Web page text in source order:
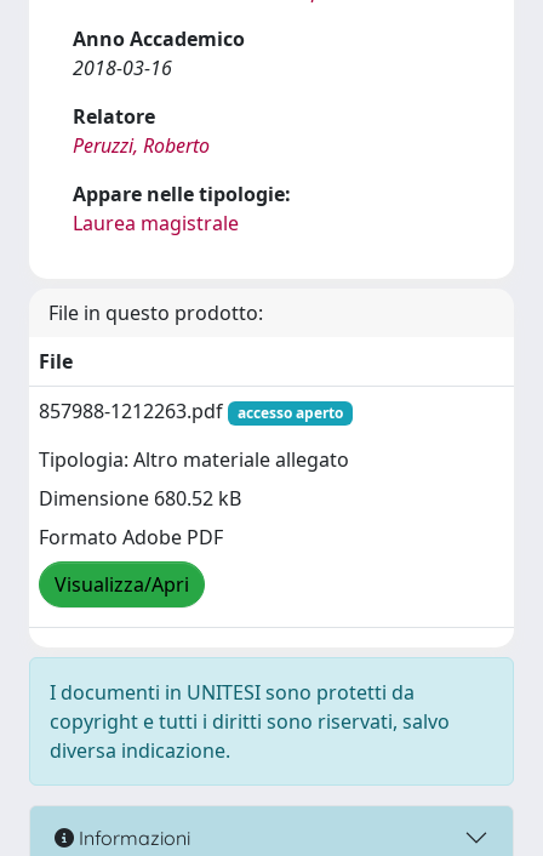
Anno Accademico
2018-03-16
Relatore
Peruzzi, Roberto
Appare nelle tipologie:
Laurea magistrale
File in questo prodotto:
File
857988-1212263.pdf
accesso aperto
Tipologia: Altro materiale allegato
Dimensione 680.52 kB
Formato Adobe PDF
Visualizza/Apri
I documenti in UNITESI sono protetti da
copyright e tutti i diritti sono riservati, salvo
diversa indicazione.
Informazioni